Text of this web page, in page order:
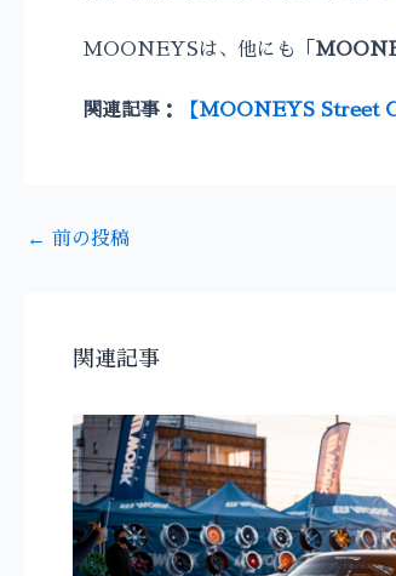
MOONEYSは、他にも「
関連記事： 【MOONEYS Street
← 前の投稿
関連記事